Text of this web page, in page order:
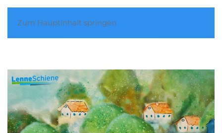
Zum Hauptinhalt springen